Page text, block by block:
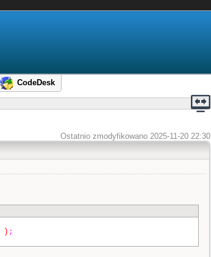
CodeDesk
Ostatnio zmodyfikowano 2025-11-20 22:30
) ;